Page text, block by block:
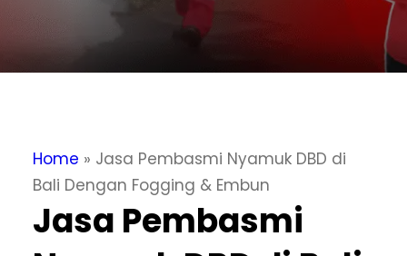
Home » Jasa Pembasmi Nyamuk DBD di
Bali Dengan Fogging & Embun
Jasa Pembasmi